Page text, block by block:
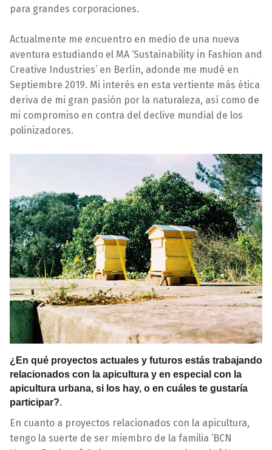
para grandes corporaciones.
Actualmente me encuentro en medio de una nueva
aventura estudiando el MA ‘Sustainability in Fashion and
Creative Industries’ en Berlín, adonde me mudé en
Septiembre 2019. Mi interés en esta vertiente más ética
deriva de mi gran pasión por la naturaleza, así como de
mi compromiso en contra del declive mundial de los
polinizadores.
¿En qué proyectos actuales y futuros estás trabajando
relacionados con la apicultura y en especial con la
apicultura urbana, si los hay, o en cuáles te gustaría
participar?.
En cuanto a proyectos relacionados con la apicultura,
tengo la suerte de ser miembro de la familia ‘BCN